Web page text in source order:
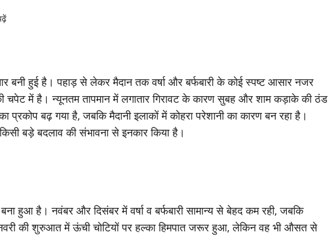
बनी हुई है। पहाड़ से लेकर मैदान तक वर्षा और बर्फबारी के कोई स्पष्ट आसार नजर
में है। न्यूनतम तापमान में लगातार गिरावट के कारण सुबह और शाम कड़ाके की ठंड
प्रकोप बढ़ गया है, जबकि मैदानी इलाकों में कोहरा परेशानी का कारण बन रहा है।
बड़े बदलाव की संभावना से इनकार किया है।
हुआ है। नवंबर और दिसंबर में वर्षा व बर्फबारी सामान्य से बेहद कम रही, जबकि
की शुरुआत में ऊंची चोटियों पर हल्का हिमपात जरूर हुआ, लेकिन वह भी औसत से